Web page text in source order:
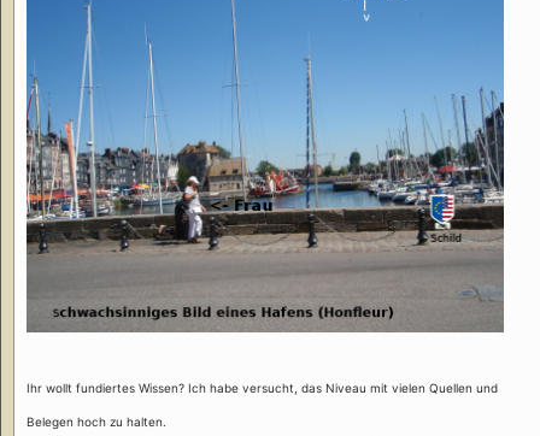
Ihr wollt fundiertes Wissen? Ich habe versucht, das Niveau mit vielen Quellen und
Belegen hoch zu halten.